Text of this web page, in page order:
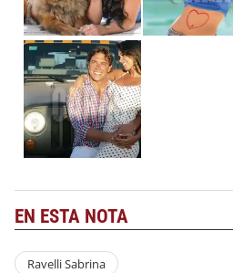
EN ESTA NOTA
Ravelli Sabrina